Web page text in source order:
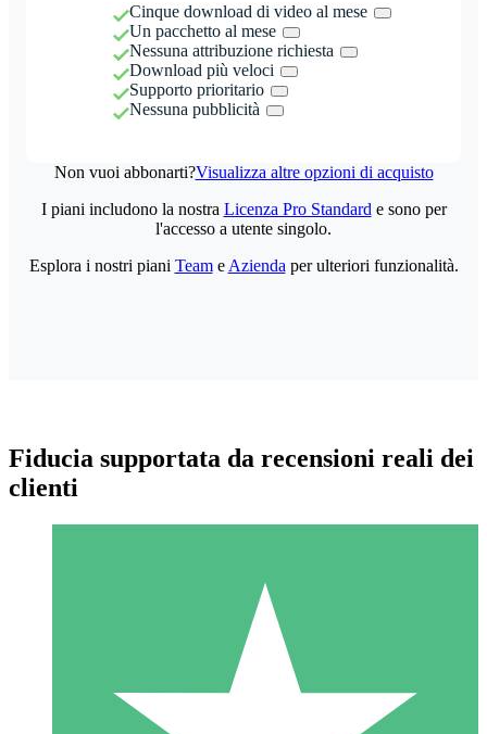
Cinque download di video al mese
Un pacchetto al mese
Nessuna attribuzione richiesta
Download più veloci
Supporto prioritario
Nessuna pubblicità
Non vuoi abbonarti?Visualizza altre opzioni di acquisto
Pacchetti di Crediti Individuali
Paga a consumo con crediti di download. Nessun impegno
I piani includono la nostra Licenza Pro Standard e sono per
l'accesso a utente singolo.
Esplora i nostri piani Teame Azienda per ulteriori funzionalità.
Fiducia supportata da recensioni reali dei
clienti